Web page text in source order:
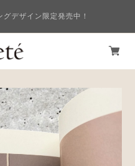
デザイン限定発売中！